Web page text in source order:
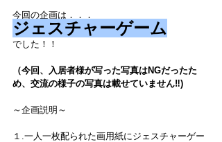
今回の企画は．．．
ジェスチャーゲーム
でした！！
（今回、入居者様が写った写真はNGだったた
め、交流の様子の写真は載せていません‼)
～企画説明～
１.一人一枚配られた画用紙にジェスチャーゲー